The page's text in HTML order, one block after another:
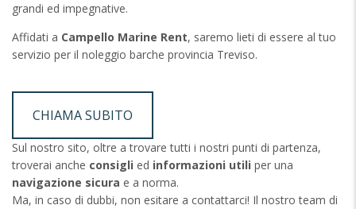
grandi ed impegnative.
Affidati a Campello Marine Rent, saremo lieti di essere al tuo
servizio per il noleggio barche provincia Treviso.
CHIAMA SUBITO
Sul nostro sito, oltre a trovare tutti i nostri punti di partenza,
troverai anche consigli ed informazioni utili per una
navigazione sicura e a norma.
Ma, in caso di dubbi, non esitare a contattarci! Il nostro team di